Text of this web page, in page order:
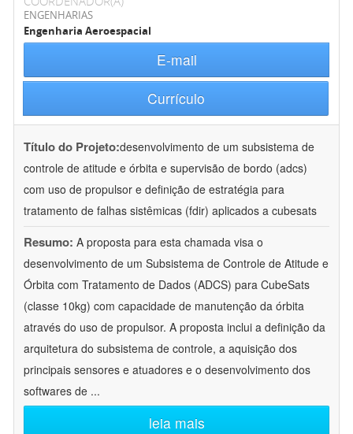
ENGENHARIAS
Engenharia Aeroespacial
E-mail
Currículo
Título do Projeto:desenvolvimento de um subsistema de
controle de atitude e órbita e supervisão de bordo (adcs)
com uso de propulsor e definição de estratégia para
tratamento de falhas sistêmicas (fdir) aplicados a cubesats
Resumo: A proposta para esta chamada visa o
desenvolvimento de um Subsistema de Controle de Atitude e
Órbita com Tratamento de Dados (ADCS) para CubeSats
(classe 10kg) com capacidade de manutenção da órbita
através do uso de propulsor. A proposta inclui a definição da
arquitetura do subsistema de controle, a aquisição dos
principais sensores e atuadores e o desenvolvimento dos
softwares de ...
leia mais